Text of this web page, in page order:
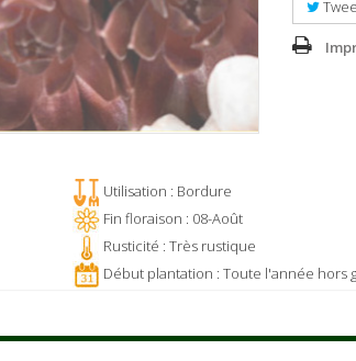
Utilisation : Bordure
Fin floraison : 08-Août
Rusticité : Très rustique
Début plantation : Toute l'année hors